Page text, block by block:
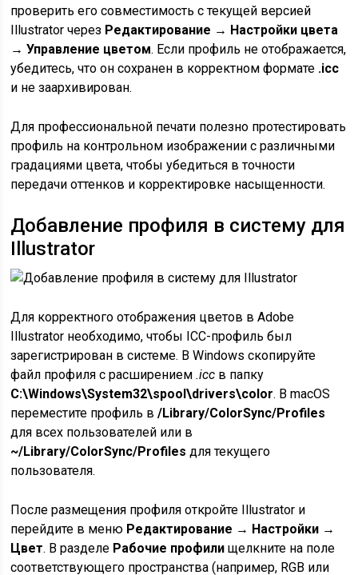
проверить его совместимость с текущей версией
Illustrator через Редактирование → Настройки цвета
→ Управление цветом. Если профиль не отображается,
убедитесь, что он сохранен в корректном формате .icc
и не заархивирован.
Для профессиональной печати полезно протестировать
профиль на контрольном изображении с различными
градациями цвета, чтобы убедиться в точности
передачи оттенков и корректировке насыщенности.
Добавление профиля в систему для
Illustrator
Для корректного отображения цветов в Adobe
Illustrator необходимо, чтобы ICC-профиль был
зарегистрирован в системе. В Windows скопируйте
файл профиля с расширением.icc в папку
C:\Windows\System32\spool\drivers\color. В macOS
переместите профиль в/Library/ColorSync/Profiles
для всех пользователей или в
~/Library/ColorSync/Profiles для текущего
пользователя.
После размещения профиля откройте Illustrator и
перейдите в меню Редактирование → Настройки →
Цвет. В разделе Рабочие профили щелкните на поле
соответствующего пространства (например, RGB или